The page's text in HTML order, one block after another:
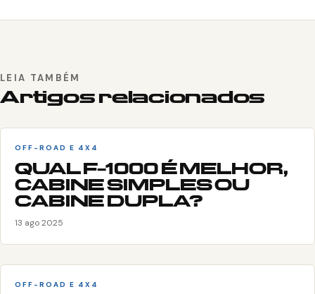
LEIA TAMBÉM
Artigos relacionados
OFF-ROAD E 4X4
QUAL F-1000 É MELHOR,
CABINE SIMPLES OU
CABINE DUPLA?
13 ago 2025
OFF-ROAD E 4X4